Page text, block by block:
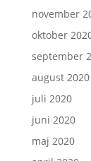
november
oktober
september
august 2020
juli 2020
juni 2020
maj 2020